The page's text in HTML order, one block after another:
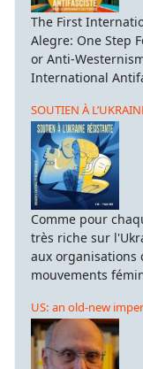
The First
Alegre: One Step
or Anti-
International
SOUTIEN À
Comme pour
très riche sur
aux organisations
mouvements
US: an old-new